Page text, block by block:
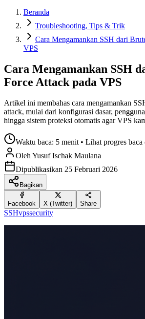
Beranda
Troubleshooting, Tips & Trik
Cara Mengamankan SSH dari
VPS
Cara Mengamankan SSH
Force Attack pada VPS
Artikel ini membahas cara mengamankan
attack, mulai dari konfigurasi dasar,
hingga sistem proteksi otomatis agar VPS
Waktu baca: 5 menit • Lihat progres baca
Oleh Yusuf Ischak Maulana
Dipublikasikan 25 Februari 2026
Bagikan
Facebook X (Twitter) Share
SSHvpssecurity